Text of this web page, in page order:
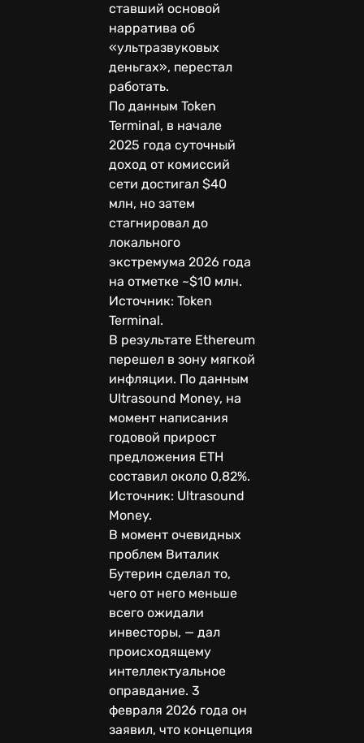
ставший основой
нарратива об
«ультразвуковых
деньгах», перестал
работать.
По данным Token
Terminal, в начале
2025 года суточный
доход от комиссий
сети достигал $40
млн, но затем
стагнировал до
локального
экстремума 2026 года
на отметке ~$10 млн.
Источник: Token
Terminal.
В результате Ethereum
перешел в зону мягкой
инфляции. По данным
Ultrasound Money, на
момент написания
годовой прирост
предложения ETH
составил около 0,82%.
Источник: Ultrasound
Money.
В момент очевидных
проблем Виталик
Бутерин сделал то,
чего от него меньше
всего ожидали
инвесторы, — дал
происходящему
интеллектуальное
оправдание. 3
февраля 2026 года он
заявил, что концепция